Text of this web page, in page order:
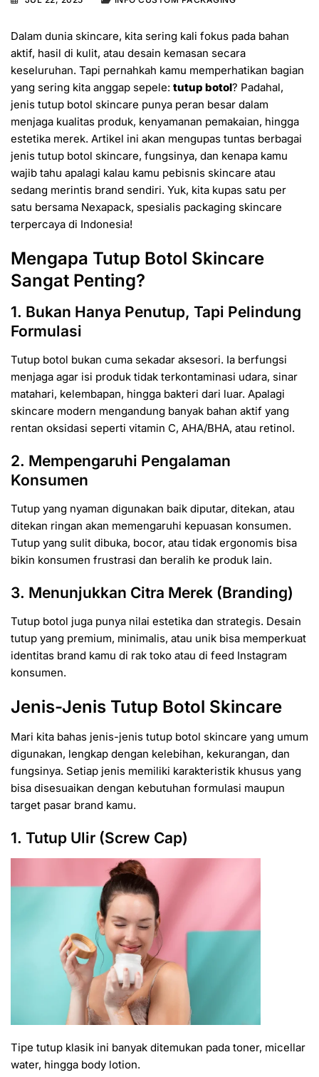
Dalam dunia skincare, kita sering kali fokus pada bahan
aktif, hasil di kulit, atau desain kemasan secara
keseluruhan. Tapi pernahkah kamu memperhatikan bagian
yang sering kita anggap sepele: tutup botol? Padahal,
jenis tutup botol skincare punya peran besar dalam
menjaga kualitas produk, kenyamanan pemakaian, hingga
estetika merek. Artikel ini akan mengupas tuntas berbagai
jenis tutup botol skincare, fungsinya, dan kenapa kamu
wajib tahu apalagi kalau kamu pebisnis skincare atau
sedang merintis brand sendiri. Yuk, kita kupas satu per
satu bersama Nexapack, spesialis packaging skincare
terpercaya di Indonesia!
Mengapa Tutup Botol Skincare
Sangat Penting?
1. Bukan Hanya Penutup, Tapi Pelindung
Formulasi
Tutup botol bukan cuma sekadar aksesori. Ia berfungsi
menjaga agar isi produk tidak terkontaminasi udara, sinar
matahari, kelembapan, hingga bakteri dari luar. Apalagi
skincare modern mengandung banyak bahan aktif yang
rentan oksidasi seperti vitamin C, AHA/BHA, atau retinol.
2. Mempengaruhi Pengalaman
Konsumen
Tutup yang nyaman digunakan baik diputar, ditekan, atau
ditekan ringan akan memengaruhi kepuasan konsumen.
Tutup yang sulit dibuka, bocor, atau tidak ergonomis bisa
bikin konsumen frustrasi dan beralih ke produk lain.
3. Menunjukkan Citra Merek (Branding)
Tutup botol juga punya nilai estetika dan strategis. Desain
tutup yang premium, minimalis, atau unik bisa memperkuat
identitas brand kamu di rak toko atau di feed Instagram
konsumen.
Jenis-Jenis Tutup Botol Skincare
Mari kita bahas jenis-jenis tutup botol skincare yang umum
digunakan, lengkap dengan kelebihan, kekurangan, dan
fungsinya. Setiap jenis memiliki karakteristik khusus yang
bisa disesuaikan dengan kebutuhan formulasi maupun
target pasar brand kamu.
1. Tutup Ulir (Screw Cap)
Tipe tutup klasik ini banyak ditemukan pada toner, micellar
water, hingga body lotion.